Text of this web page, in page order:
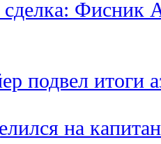
Фисник
подвел итоги
на